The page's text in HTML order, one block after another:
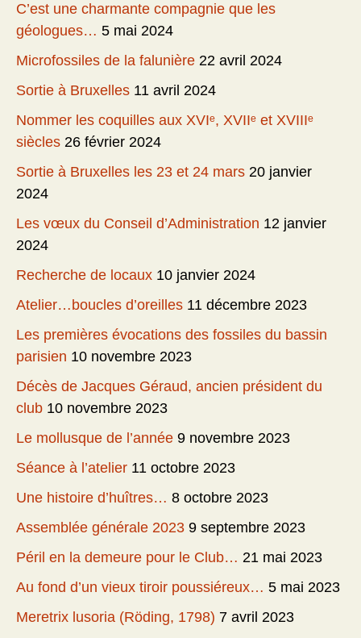
C’est une charmante compagnie que les
géologues… 5 mai 2024
Microfossiles de la falunière 22 avril 2024
Sortie à Bruxelles 11 avril 2024
Nommer les coquilles aux XVIᵉ, XVIIᵉ et XVIIIᵉ
siècles 26 février 2024
Sortie à Bruxelles les 23 et 24 mars 20 janvier
2024
Les vœux du Conseil d’Administration 12 janvier
2024
Recherche de locaux 10 janvier 2024
Atelier…boucles d’oreilles 11 décembre 2023
Les premières évocations des fossiles du bassin
parisien 10 novembre 2023
Décès de Jacques Géraud, ancien président du
club 10 novembre 2023
Le mollusque de l’année 9 novembre 2023
Séance à l’atelier 11 octobre 2023
Une histoire d’huîtres… 8 octobre 2023
Assemblée générale 2023 9 septembre 2023
Péril en la demeure pour le Club… 21 mai 2023
Au fond d’un vieux tiroir poussiéreux… 5 mai 2023
Meretrix lusoria (Röding, 1798) 7 avril 2023